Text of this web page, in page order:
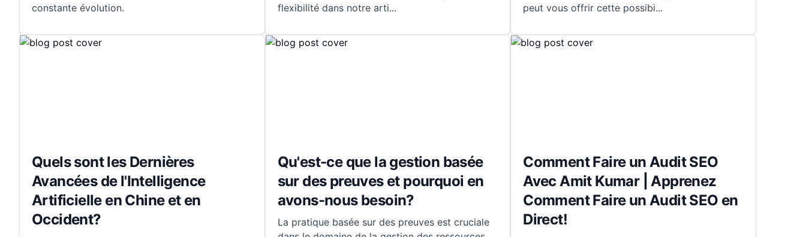
constante évolution.
flexibilité dans notre arti...
peut vous offrir cette possibi...
Quels sont les Dernières
Avancées de l'Intelligence
Artificielle en Chine et en
Occident?
Qu'est-ce que la gestion basée
sur des preuves et pourquoi en
avons-nous besoin?
La pratique basée sur des preuves est cruciale
Comment Faire un Audit SEO
Avec Amit Kumar | Apprenez
Comment Faire un Audit SEO en
Direct!